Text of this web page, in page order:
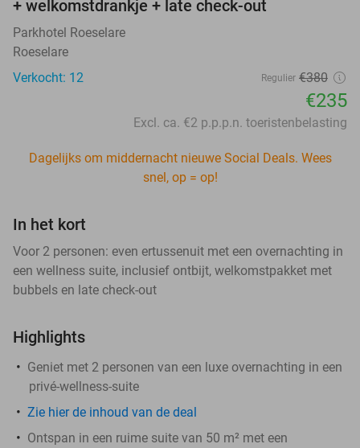
+ welkomstdrankje + late check-out
Parkhotel Roeselare
Roeselare
Verkocht: 12
Regulier €380
€235
Excl. ca. €2 p.p.p.n. toeristenbelasting
Dagelijks om middernacht nieuwe Social Deals. Wees
snel, op = op!
In het kort
Voor 2 personen: even ertussenuit met een overnachting in
een wellness suite, inclusief ontbijt, welkomstpakket met
bubbels en late check-out
Highlights
Geniet met 2 personen van een luxe overnachting in een
privé-wellness-suite
Zie hier de inhoud van de deal
Ontspan in een ruime suite van 50 m² met een